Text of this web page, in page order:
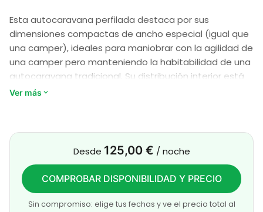
Esta autocaravana perfilada destaca por sus
dimensiones compactas de ancho especial (igual que
una camper), ideales para maniobrar con la agilidad de
una camper pero manteniendo la habitabilidad de una
autocaravana tradicional. Su distribución interior está
optimizada con camas gemelas traseras, que ofrecen
pernoctar. La cabina de conducción se integra
fluidamente con la zona de vida, ofreciendo una
conducción dinámica y segura en cualquier tipo de
carretera.
El modelo maximiza el espacio a través de soluciones
Ver más
Desde 125,00 € / noche
COMPROBAR DISPONIBILIDAD Y PRECIO
Sin compromiso: elige tus fechas y ve el precio total al